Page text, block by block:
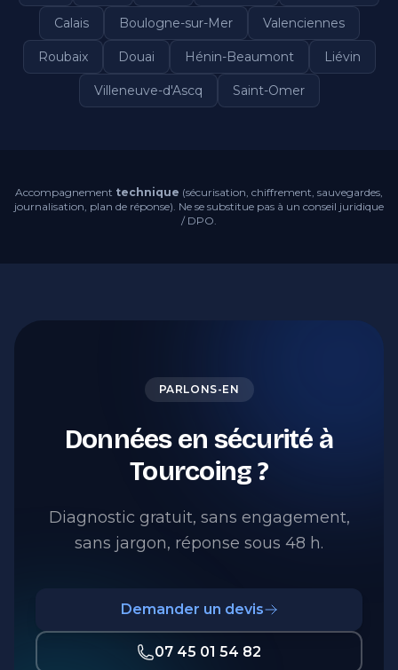
Calais Boulogne-sur-Mer Valenciennes
Roubaix Douai Hénin-Beaumont Liévin
Villeneuve-d'Ascq Saint-Omer
Accompagnement technique (sécurisation, chiffrement, sauvegardes,
journalisation, plan de réponse). Ne se substitue pas à un conseil juridique
/ DPO.
PARLONS-EN
Données en sécurité à
Tourcoing ?
Diagnostic gratuit, sans engagement,
sans jargon, réponse sous 48 h.
Demander un devis
07 45 01 54 82